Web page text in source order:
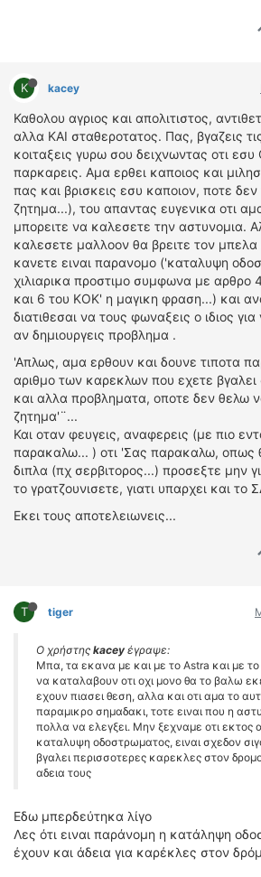
K kacey
Καθολου αγριος και απολιτιστος,
αλλα ΚΑΙ σταθεροτατος. Πας, βγαζεις
κοιταξεις γυρω σου δειχνωντας οτι
παρκαρεις. Αμα ερθει καποιος και
πας και βρισκεις εσυ καποιον, ποτε
ζητημα...), του απαντας ευγενικα οτι
μπορειτε να καλεσετε την αστυνομια.
καλεσετε μαλλοον θα βρειτε τον μπελα
κανετε ειναι παρανομο ('καταλυψη
χιλιαρικα προστιμο συμφωνα με αρθρο
και 6 του ΚΟΚ' η μαγικη φραση...) και
διατιθεσαι να τους φωναξεις ο ιδιος
αν δημιουργεις προβλημα .
'Απλως, αμα ερθουν και δουνε τιποτα
αριθμο των καρεκλων που εχετε
και αλλα προβληματα, οποτε δεν θελω
ζητημα'¨...
Και οταν φευγεις, αναφερεις (με πιο
παρακαλω... ) οτι 'Σας παρακαλω, οπως
διπλα (πχ σερβιτορος...) προσεξτε μην
το γρατζουνισετε, γιατι υπαρχει και το
Εκει τους αποτελειωνεις...
T tiger
Ο χρήστης kaceyέγραψε:
Μπα, τα εκανα με και με το Astra και με
να καταλαβουν οτι οχι μονο θα το βαλω
εχουν πιασει θεση, αλλα και οτι αμα το
παραμικρο σημαδακι, τοτε ειναι που η
πολλα να ελεγξει. Μην ξεχναμε οτι εκτος
καταλυψη οδοστρωματος, ειναι σχεδον
βγαλει περισσοτερες καρεκλες στον
αδεια τους
Εδω μπερδεύτηκα λίγο
Λες ότι ειναι παράνομη η κατάληψη
έχουν και άδεια για καρέκλες στον